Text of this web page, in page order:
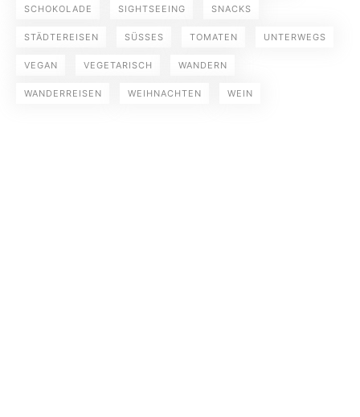
SCHOKOLADE SIGHTSEEING SNACKS
STÄDTEREISEN SÜSSES TOMATEN UNTERWEGS
VEGAN VEGETARISCH WANDERN
WANDERREISEN WEIHNACHTEN WEIN